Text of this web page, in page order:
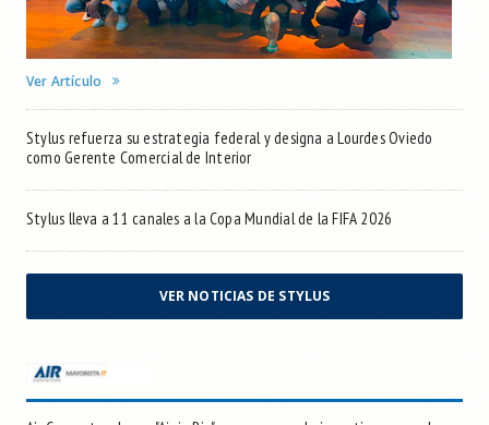
Ver Artículo
Stylus refuerza su estrategia federal y designa a Lourdes Oviedo
como Gerente Comercial de Interior
Stylus lleva a 11 canales a la Copa Mundial de la FIFA 2026
VER NOTICIAS DE STYLUS